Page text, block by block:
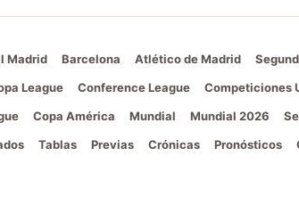
Madrid Barcelona Atlético de Madrid
League Conference League Competiciones
Copa América Mundial Mundial 2026
Tablas Previas Crónicas Pronósticos